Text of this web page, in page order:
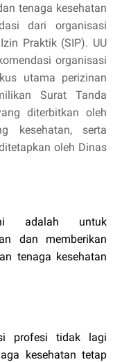
tenaga kesehatan
dari organisasi
Praktik (SIP). UU
organisasi
utama perizinan
Surat Tanda
diterbitkan oleh
kesehatan, serta
oleh Dinas
adalah untuk
dan memberikan
tenaga kesehatan
profesi tidak lagi
kesehatan tetap